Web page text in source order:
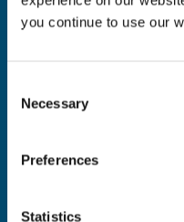
you continue to use our
Selection
Necessary
Preferences
Statistics
Product Name*